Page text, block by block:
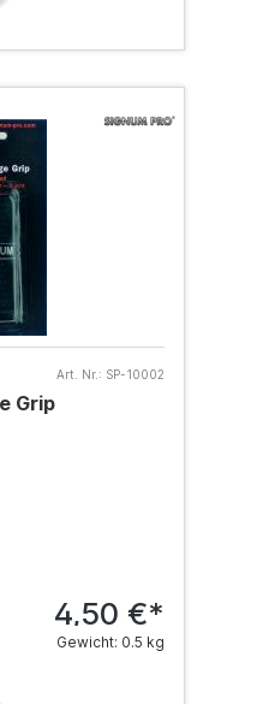
Art. Nr.: SP-10002
Grip
4,50 €*
Gewicht: 0.5 kg